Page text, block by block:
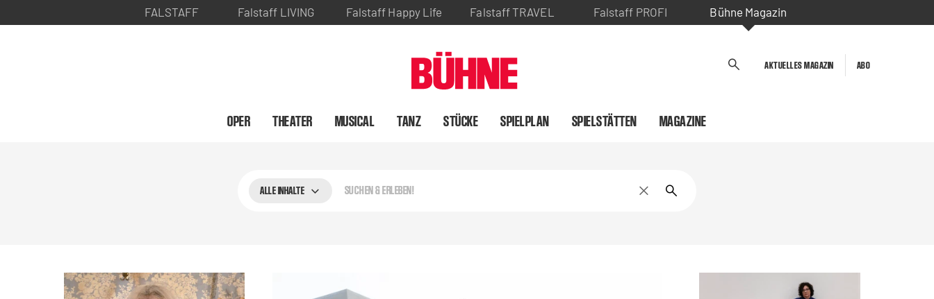
FALSTAFF Falstaff LIVING Falstaff Happy Life Falstaff TRAVEL Falstaff PROFI Bühne Magazin
AKTUELLES MAGAZIN ABO
OPER THEATER MUSICAL TANZ STÜCKE SPIELPLAN SPIELSTÄTTEN MAGAZINE
Suchen & Erleben!
ALLE INHALTE Sucheingabe löschen
Suche starten